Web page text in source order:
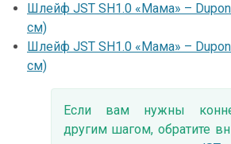
Шлейф JST SH1.0 «Мама» –
см)
Шлейф JST SH1.0 «Мама» –
см)
Если вам нужны
другим шагом, обратите